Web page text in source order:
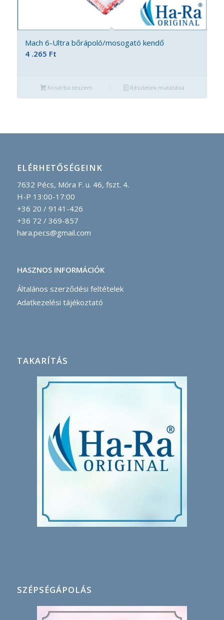
Mach 6-Ultra bőrápoló/mosogató kendő
4 .265 Ft
Kosárba teszem Részletek mutatása
ELÉRHETŐSÉGEINK
7632 Pécs, Móra F. u. 46, fszt. 4.
H-P 13:00-17:00
+36 20 / 9141-426
+36 72 / 369-857
hara.pecs@gmail.com
HASZNOS INFORMÁCIÓK
Általános szerződési feltételek
Adatkezelési tájékoztató
TAKARÍTÁS
SZÉPSÉGÁPOLÁS